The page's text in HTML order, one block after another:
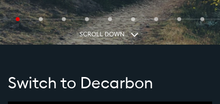
SCROLL DOWN
Switch to Decarbon